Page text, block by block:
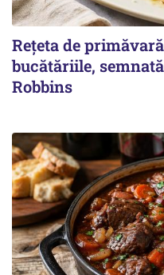
Rețeta de
bucătăriile,
Robbins